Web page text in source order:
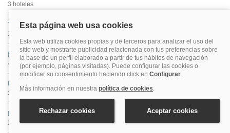
3 hoteles
Tréveris
17 hoteles
Bad Bevensen
4 hoteles
Ulm
32 hoteles
Kamen
2 hoteles